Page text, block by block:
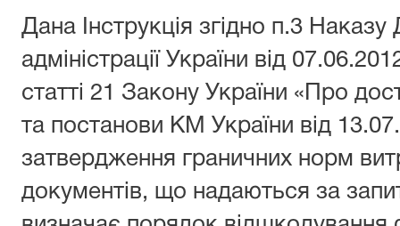
Дана Інструкція згідно п.3
адміністрації України від
статті 21 Закону України «Про
та постанови КМ України від
затвердження граничних норм
документів, що надаються за